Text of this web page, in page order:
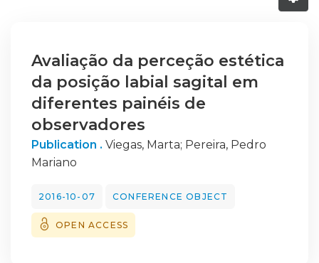
Avaliação da perceção estética
da posição labial sagital em
diferentes painéis de
observadores
Publication . Viegas, Marta; Pereira, Pedro
Mariano
2016-10-07 CONFERENCE OBJECT
OPEN ACCESS